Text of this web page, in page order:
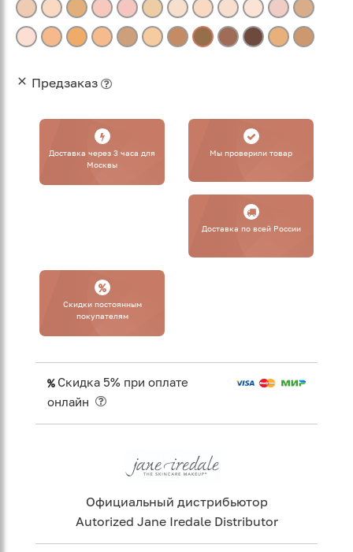
Предзаказ
Доставка через 3 часа для
Москвы
Мы проверили товар
Доставка по всей России
Cкидки постоянным
покупателям
Скидка 5% при оплате
онлайн
Официальный дистрибьютор
Autorized Jane Iredale Distributor